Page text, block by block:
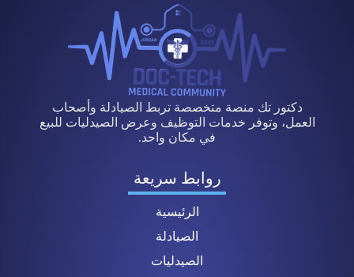
دكتور تك منصة متخصصة تربط الصيادلة وأصحاب
العمل، وتوفر خدمات التوظيف وعرض الصيدليات للبيع
في مكان واحد.
روابط سريعة
الرئيسية
الصيادلة
الصيدليات